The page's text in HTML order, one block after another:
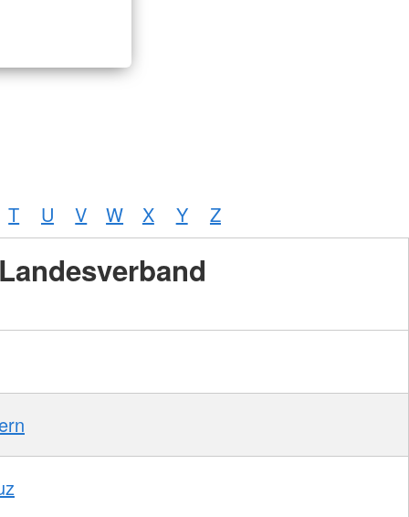
T U V W X Y Z